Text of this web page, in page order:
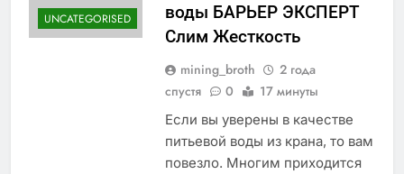
UNCATEGORISED
воды БАРЬЕР ЭКСПЕРТ
Слим Жесткость
mining_broth
2 года
спустя
0 17 минуты
Если вы уверены в качестве
питьевой воды из крана, то вам
повезло. Многим приходится